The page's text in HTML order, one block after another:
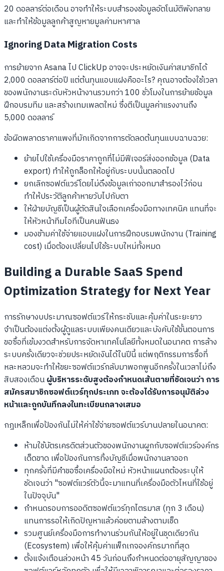
20 ดอลลาร์ต่อเดือน อาจทำให้ระบบสำรองข้อมูลอัตโนมัติพังทลาย
และทำให้ข้อมูลลูกค้าสูญหายมูลค่ามหาศาล
Ignoring Data Migration Costs
การย้ายจาก Asana ไป ClickUp อาจจะประหยัดเงินค่าสมาชิกได้
2,000 ดอลลาร์ต่อปี แต่ต้นทุนแอบแฝงคืออะไร? คุณอาจต้องใช้เวลา
ของพนักงานระดับหัวหน้างานรวมกว่า 100 ชั่วโมงในการย้ายข้อมูล
ฝึกอบรมทีม และสร้างเทมเพลตใหม่ ซึ่งตีเป็นมูลค่าแรงงานถึง
5,000 ดอลลาร์
ข้อผิดพลาดราคาแพงที่มักเกิดจากการตัดลดต้นทุนแบบฉาบฉวย:
ย้ายไปใช้เครื่องมือราคาถูกที่ไม่มีฟีเจอร์ส่งออกข้อมูล (Data
export) ทำให้ถูกล็อกให้อยู่กับระบบนั้นตลอดไป
ยกเลิกซอฟต์แวร์โดยไม่ดึงข้อมูลเก่าออกมาสำรองไว้ก่อน
ทำให้ประวัติลูกค้าหายวับไปกับตา
ให้ฝ่ายบัญชีเป็นผู้ตัดสินใจเลือกเครื่องมือทางเทคนิค แทนที่จะ
ให้หัวหน้าทีมไอทีเป็นคนฟันธง
มองข้ามค่าใช้จ่ายแอบแฝงในการฝึกอบรมพนักงาน (Training
cost) เมื่อต้องเปลี่ยนไปใช้ระบบใหม่ทั้งหมด
Building a Durable SaaS Spend
Optimization Strategy for Next Year
การรักษางบประมาณซอฟต์แวร์ให้กระชับและคุ้มค่าในระยะยาว
จำเป็นต้องแต่งตั้งผู้ดูแลระบบเพียงคนเดียวและบังคับใช้ขั้นตอนการ
ขอซื้อที่เข้มงวดสำหรับการจัดหาเทคโนโลยีทั้งหมดในอนาคต การล้าง
ระบบครั้งเดียวจะช่วยประหยัดเงินได้ในปีนี้ แต่พฤติกรรมการซื้อที่
หละหลวมจะทำให้ขยะซอฟต์แวร์กลับมาพอกพูนอีกครั้งในเวลาไม่ถึง
สิบสองเดือนผู้บริหารระดับสูงต้องกำหนดเส้นตายที่ชัดเจนว่า การ
สมัครสมาชิกซอฟต์แวร์ทุกประเภท จะต้องได้รับการอนุมัติล่วง
หน้าและถูกบันทึกลงในทะเบียนกลางเสมอ
กฎเหล็กเพื่อป้องกันไม่ให้ค่าใช้จ่ายซอฟต์แวร์บานปลายในอนาคต:
ห้ามใช้บัตรเครดิตส่วนตัวของพนักงานผูกกับซอฟต์แวร์องค์กร
เด็ดขาด เพื่อป้องกันการทิ้งบัญชีเมื่อพนักงานลาออก
ทุกครั้งที่มีคำขอซื้อเครื่องมือใหม่ หัวหน้าแผนกต้องระบุให้
ชัดเจนว่า "ซอฟต์แวร์ตัวนี้จะมาแทนที่เครื่องมือตัวไหนที่ใช้อยู่
ในปัจจุบัน"
กำหนดรอบการออดิตซอฟต์แวร์ทุกไตรมาส (ทุก 3 เดือน)
แทนการรอให้เกิดปัญหาแล้วค่อยตามล้างตามเช็ด
รวมศูนย์เครื่องมือการทำงานร่วมกันให้อยู่ในชุดเดียวกัน
(Ecosystem) เพื่อให้คุ้มค่าแพ็กเกจองค์กรมากที่สุด
ตั้งแจ้งเตือนล่วงหน้า 45 วันก่อนถึงกำหนดต่ออายุสัญญาของ